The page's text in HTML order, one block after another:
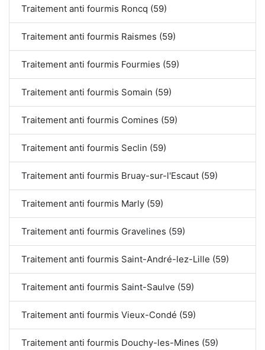
Traitement anti fourmis Roncq (59)
Traitement anti fourmis Raismes (59)
Traitement anti fourmis Fourmies (59)
Traitement anti fourmis Somain (59)
Traitement anti fourmis Comines (59)
Traitement anti fourmis Seclin (59)
Traitement anti fourmis Bruay-sur-l'Escaut (59)
Traitement anti fourmis Marly (59)
Traitement anti fourmis Gravelines (59)
Traitement anti fourmis Saint-André-lez-Lille (59)
Traitement anti fourmis Saint-Saulve (59)
Traitement anti fourmis Vieux-Condé (59)
Traitement anti fourmis Douchy-les-Mines (59)